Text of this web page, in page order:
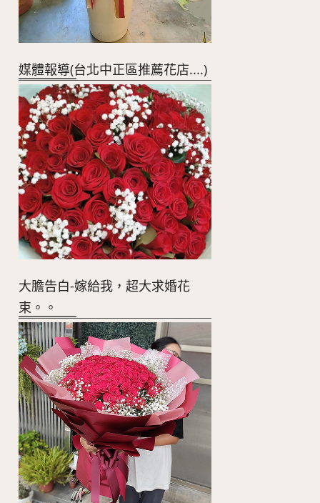
媒體報導(台北中正區推薦花店....)
大膽告白-嫁給我，超大求婚花
束。。